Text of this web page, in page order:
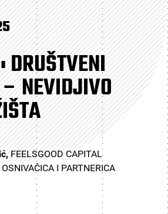
NEVIDJIVO
FEELSGOOD CAPITAL
I PARTNERICA